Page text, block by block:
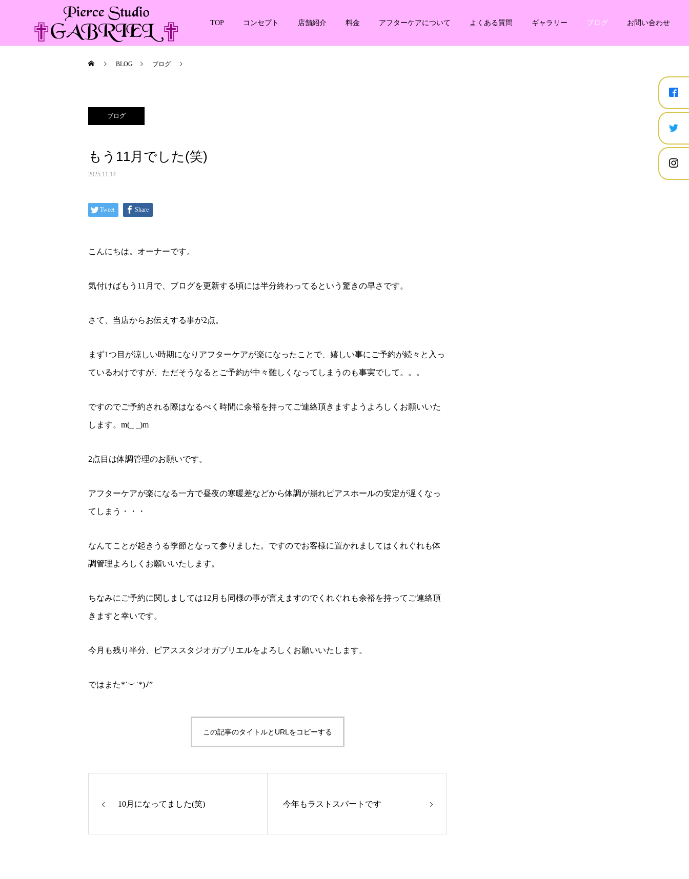
TOP コンセプト 店舗紹介 料金 アフターケアについて よくある質問 ギャラリー ブログ お問い合わせ
BLOG ブログ
ブログ
もう11月でした(笑)
2025.11.14
Tweet Share
こんにちは。オーナーです。
気付けばもう11月で、ブログを更新する頃には半分終わってるという驚きの早さです。
さて、当店からお伝えする事が2点。
まず1つ目が涼しい時期になりアフターケアが楽になったことで、嬉しい事にご予約が続々と入っ
ているわけですが、ただそうなるとご予約が中々難しくなってしまうのも事実でして。。。
ですのでご予約される際はなるべく時間に余裕を持ってご連絡頂きますようよろしくお願いいた
します。m(_ _)m
2点目は体調管理のお願いです。
アフターケアが楽になる一方で昼夜の寒暖差などから体調が崩れピアスホールの安定が遅くなっ
てしまう・・・
なんてことが起きうる季節となって参りました。ですのでお客様に置かれましてはくれぐれも体
調管理よろしくお願いいたします。
ちなみにご予約に関しましては12月も同様の事が言えますのでくれぐれも余裕を持ってご連絡頂
きますと幸いです。
今月も残り半分、ピアススタジオガブリエルをよろしくお願いいたします。
ではまた*˙︶˙*)ﾉ”
この記事のタイトルとURLをコピーする
10月になってました(笑) 今年もラストスパートです